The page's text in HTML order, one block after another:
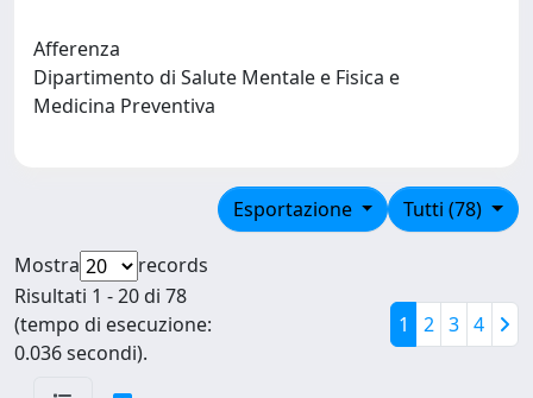
Afferenza
Dipartimento di Salute Mentale e Fisica e
Medicina Preventiva
Tutti (78)
Esportazione
Mostra
records
Risultati 1 - 20 di 78
(tempo di esecuzione:
0.036 secondi).
1 2 3 4